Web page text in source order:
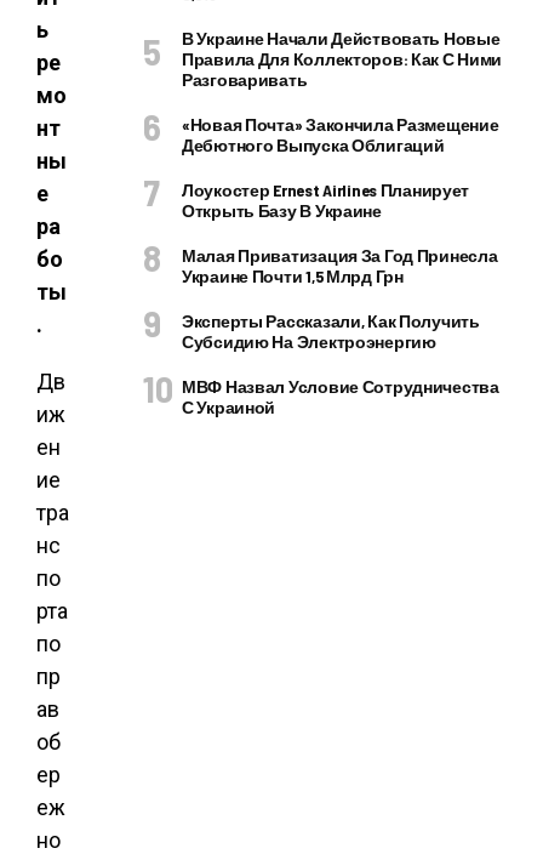
ь
ре
мо
нт
ны
е
ра
бо
ты
.
Дв
иж
ен
ие
тра
нс
по
рта
по
пр
ав
об
ер
еж
но
В Украине Начали Действовать Новые
Правила Для Коллекторов: Как С Ними
Разговаривать
«Новая Почта» Закончила Размещение
Дебютного Выпуска Облигаций
Лоукостер Ernest Airlines Планирует
Открыть Базу В Украине
Малая Приватизация За Год Принесла
Украине Почти 1,5 Млрд Грн
Эксперты Рассказали, Как Получить
Субсидию На Электроэнергию
МВФ Назвал Условие Сотрудничества
С Украиной